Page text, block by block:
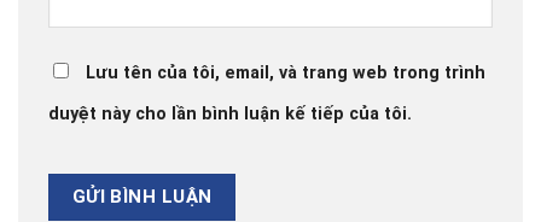
Lưu tên của tôi, email, và trang web trong trình
duyệt này cho lần bình luận kế tiếp của tôi.